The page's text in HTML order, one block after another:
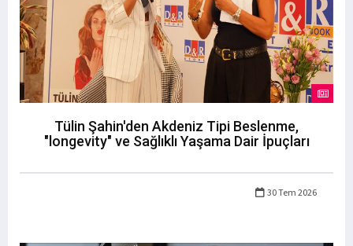
Tülin Şahin'den Akdeniz Tipi Beslenme,
"longevity" ve Sağlıklı Yaşama Dair İpuçları
30 Tem 2026